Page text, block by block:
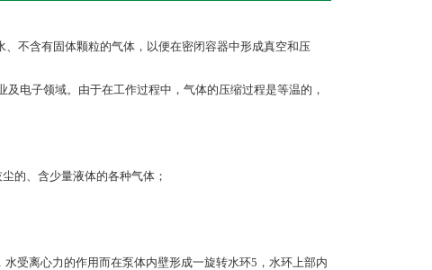
不含有固体颗粒的气体，以便在密闭容器中形成真空和压
电子领域。由于在工作过程中，气体的压缩过程是等温的，
的、含少量液体的各种气体；
受离心力的作用而在泵体内壁形成一旋转水环5，水环上部内